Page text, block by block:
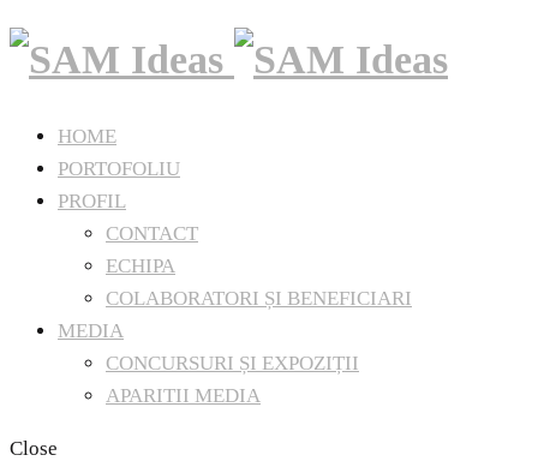
HOME
PORTOFOLIU
PROFIL
CONTACT
ECHIPA
COLABORATORI ȘI BENEFICIARI
MEDIA
CONCURSURI ȘI EXPOZIȚII
APARITII MEDIA
Close